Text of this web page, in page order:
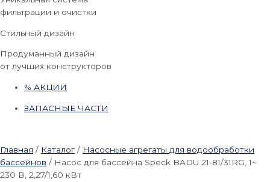
фильтрации и очистки
Стильный дизайн
Продуманный дизайн
от лучших конструкторов
% АКЦИИ
ЗАПАСНЫЕ ЧАСТИ
Главная / Каталог / Насосные агрегаты для водообработки
бассейнов / Насос для бассейна Speck BADU 21-81/31RG, 1~
230 В, 2,27/1,60 кВт